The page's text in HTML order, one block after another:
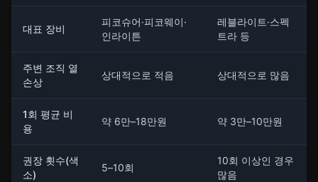
대표 장비
피코슈어·피코웨이·
인라이튼
레블라이트·스펙
트라 등
주변 조직 열
손상
상대적으로 적음 상대적으로 많음
1회 평균 비
용
약 6만–18만원 약 3만–10만원
권장 횟수(색
소)
5–10회
10회 이상인 경우
많음